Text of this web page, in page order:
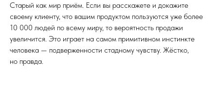
Старый как мир приём. Если вы расскажете и докажите
своему клиенту, что вашим продуктом пользуются уже более
10 000 людей по всему миру, то вероятность продажи
увеличится. Это играет на самом примитивном инстинкте
человека — подверженности стадному чувству. Жёстко,
но правда.